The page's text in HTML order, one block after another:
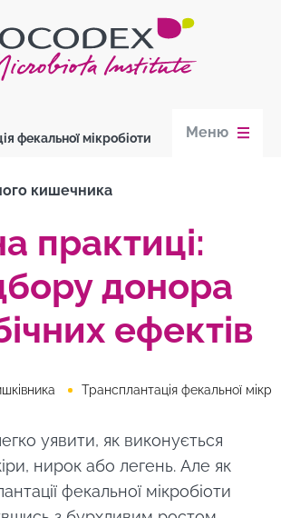
фекальної мікробіоти Меню
кишечника
практиці:
донора
ефектів
Трансплантація фекальної
уявити, як виконується
нирок або легень. Але як
фекальної мікробіоти